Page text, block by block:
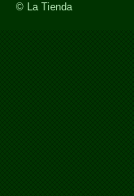
© La Tienda